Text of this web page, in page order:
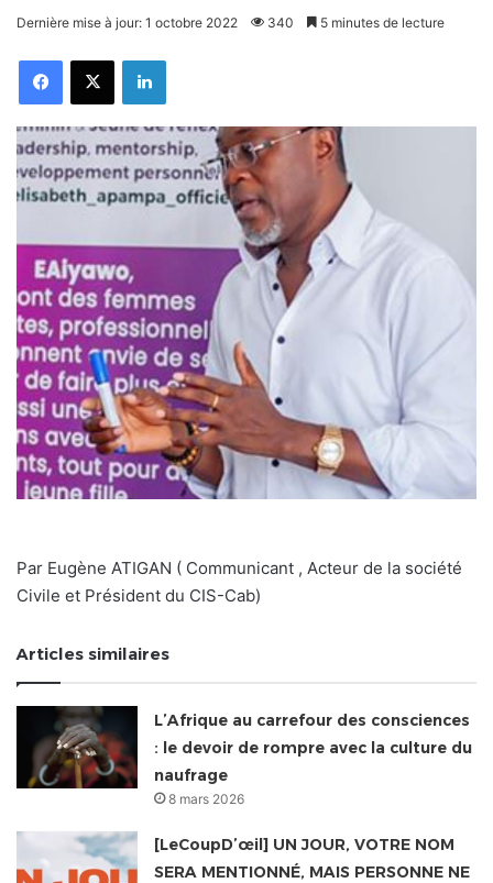
Dernière mise à jour: 1 octobre 2022 340 5 minutes de lecture
FacebookX Linkedin
Par Eugène ATIGAN ( Communicant , Acteur de la société
Civile et Président du CIS-Cab)
Articles similaires
L’Afrique au carrefour des consciences
: le devoir de rompre avec la culture du
naufrage
8 mars 2026
[LeCoupD’œil] UN JOUR, VOTRE NOM
SERA MENTIONNÉ, MAIS PERSONNE NE